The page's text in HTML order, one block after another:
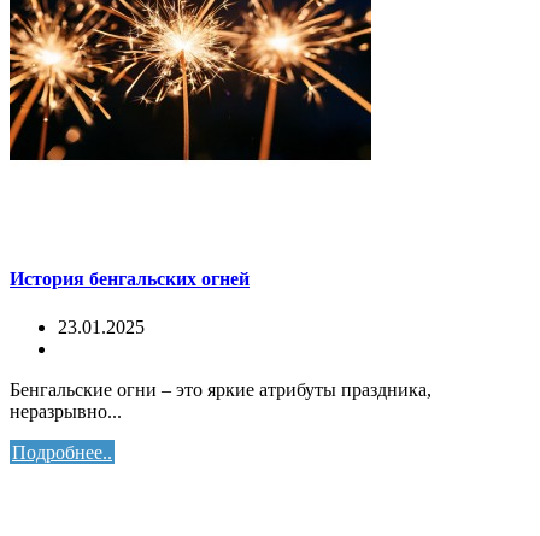
История бенгальских огней
23.01.2025
Бенгальские огни – это яркие атрибуты праздника,
неразрывно...
Подробнее..